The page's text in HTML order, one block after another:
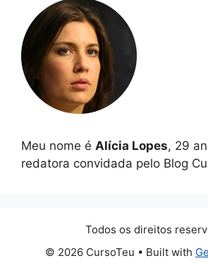
Meu nome é Alícia Lopes, 29
redatora convidada pelo Blog
Todos os direitos
© 2026 CursoTeu • Built with